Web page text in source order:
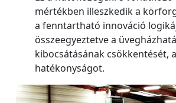
mértékben illeszkedik a
a fenntartható innováció
összeegyeztetve a
kibocsátásának csökkentését,
hatékonyságot.